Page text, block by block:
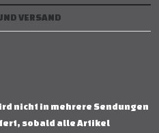
VERSAND
nicht in mehrere Sendungen
sobald alle Artikel